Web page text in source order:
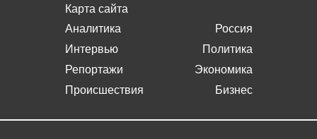
Карта сайта
Аналитика
Интервью
Репортажи
Происшествия
Россия
Политика
Экономика
Бизнес